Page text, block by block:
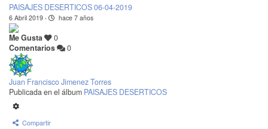
PAISAJES DESERTICOS 06-04-2019
6 Abril 2019 · hace 7 años
Me Gusta
0
Comentarios
0
Juan Francisco Jimenez Torres
Publicada en el álbum PAISAJES DESERTICOS
Compartir